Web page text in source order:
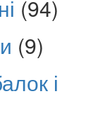
(94)
(9)
і